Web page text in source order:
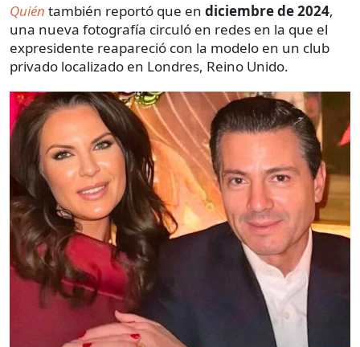
Quién también reportó que en diciembre de 2024,
una nueva fotografía circuló en redes en la que el
expresidente reapareció con la modelo en un club
privado localizado en Londres, Reino Unido.